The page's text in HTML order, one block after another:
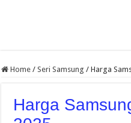
Home / Seri Samsung / Harga
Harga